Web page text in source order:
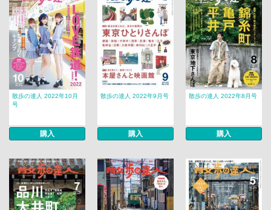
散歩の達人 2022年10月
号
購入
散歩の達人 2022年9月号
購入
散歩の達人 2022年8月号
購入